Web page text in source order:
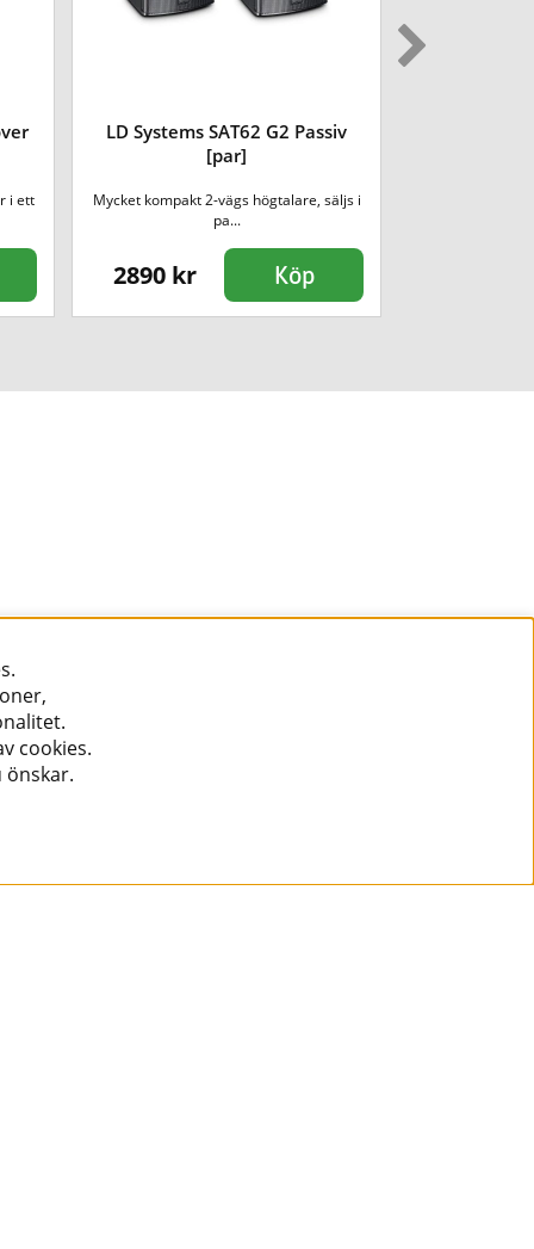
i ett
LD Systems SAT62 G2 Passiv
[par]
Mycket kompakt 2-vägs högtalare, säljs i
pa...
2890 kr Köp
cookies.
önskar.